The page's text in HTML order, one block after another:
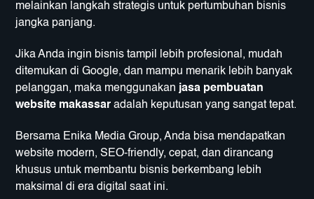
melainkan langkah strategis untuk pertumbuhan bisnis
jangka panjang.
Jika Anda ingin bisnis tampil lebih profesional, mudah
ditemukan di Google, dan mampu menarik lebih banyak
pelanggan, maka menggunakan jasa pembuatan
website makassar adalah keputusan yang sangat tepat.
Bersama Enika Media Group, Anda bisa mendapatkan
website modern, SEO-friendly, cepat, dan dirancang
khusus untuk membantu bisnis berkembang lebih
maksimal di era digital saat ini.